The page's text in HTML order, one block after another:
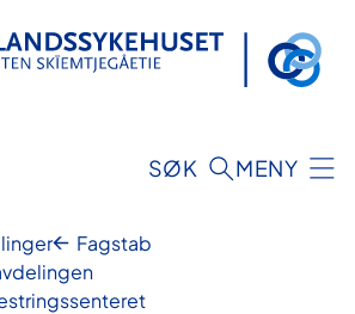
SØK MENY
Fagstab